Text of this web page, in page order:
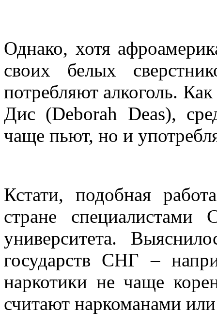
Однако, хотя
своих белых
потребляют алкоголь.
Дис (Deborah Deas),
чаще пьют, но и
Кстати, подобная
стране специалистами
университета.
государств СНГ –
наркотики не чаще
считают наркоманами